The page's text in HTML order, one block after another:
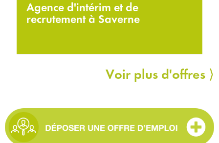
Agence d'intérim et de
recrutement à Saverne
Voir plus d'offres ⟩